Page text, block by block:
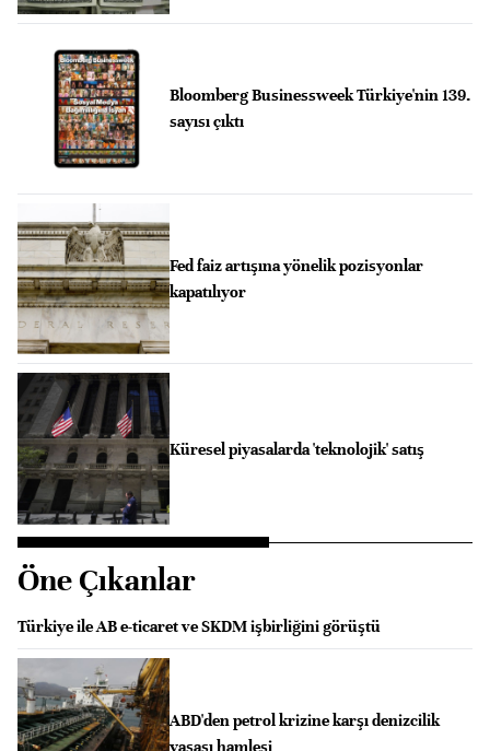
Bloomberg Businessweek Türkiye'nin 139.
sayısı çıktı
Fed faiz artışına yönelik pozisyonlar
kapatılıyor
Küresel piyasalarda 'teknolojik' satış
Öne Çıkanlar
Türkiye ile AB e-ticaret ve SKDM işbirliğini görüştü
ABD'den petrol krizine karşı denizcilik
yasası hamlesi